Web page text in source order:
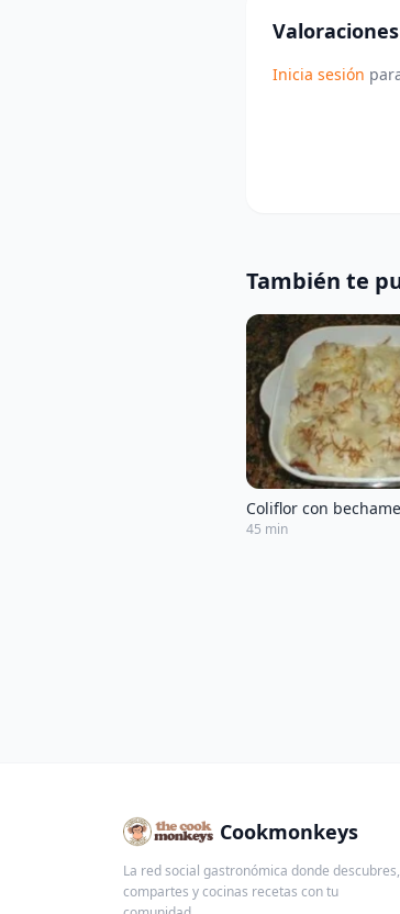
Valoraciones
Inicia sesión
También te
Coliflor con
45 min
Cookmonkeys
La red social gastronómica donde descubres,
compartes y cocinas recetas con tu